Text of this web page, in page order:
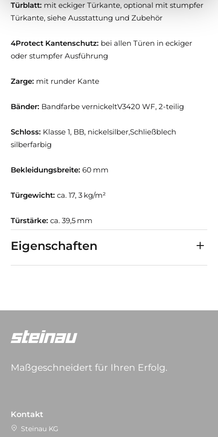
Türblatt: mit eckiger Türkante, optional mit stumpfer
Türkante, siehe Ausstattung und Zubehör
4Protect Kantenschutz: bei allen Türen in eckiger
oder stumpfer Ausführung
Zarge: mit runder Kante
Bänder: Bandfarbe vernickeltV3420 WF, 2-teilig
Schloss: Klasse 1, BB, nickelsilber,Schließblech
silberfarbig
Bekleidungsbreite:60 mm
Türgewicht:ca. 17, 3 kg/m²
Türstärke:ca. 39,5 mm
Eigenschaften
Maßgeschneidert für Ihren Erfolg.
Kontakt
Steinau KG